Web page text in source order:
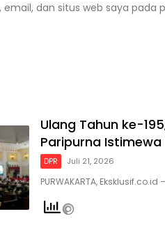
email, dan situs web saya pada
Ulang Tahun ke-
Paripurna
DPR Juli 21, 2026
PURWAKARTA,